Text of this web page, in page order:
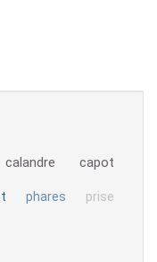
calandre capot
phares prise